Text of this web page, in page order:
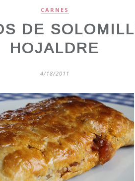
CARNES
DE
HOJALDRE
4/18/2011